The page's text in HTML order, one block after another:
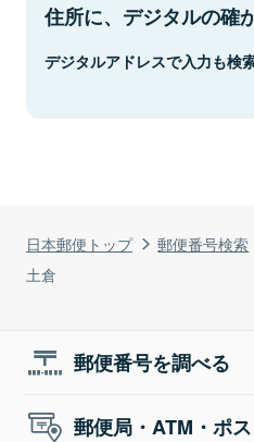
日本郵便トップ 郵便番号検索
土倉
住所に、デジタルの確
デジタルアドレスで入力も検
郵便番号を調べる
郵便局・ATM・ポ